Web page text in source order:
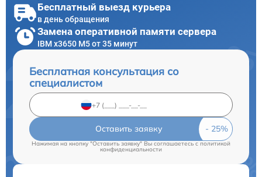
Бесплатный выезд курьера
в день обращения
Замена оперативной памяти сервера
IBM x3650 M5 от 35 минут
Бесплатная консультация со
специалистом
Оставить заявку
Нажимая на кнопку "Оставить заявку" Вы соглашаетесь c политикой
конфиденциальности